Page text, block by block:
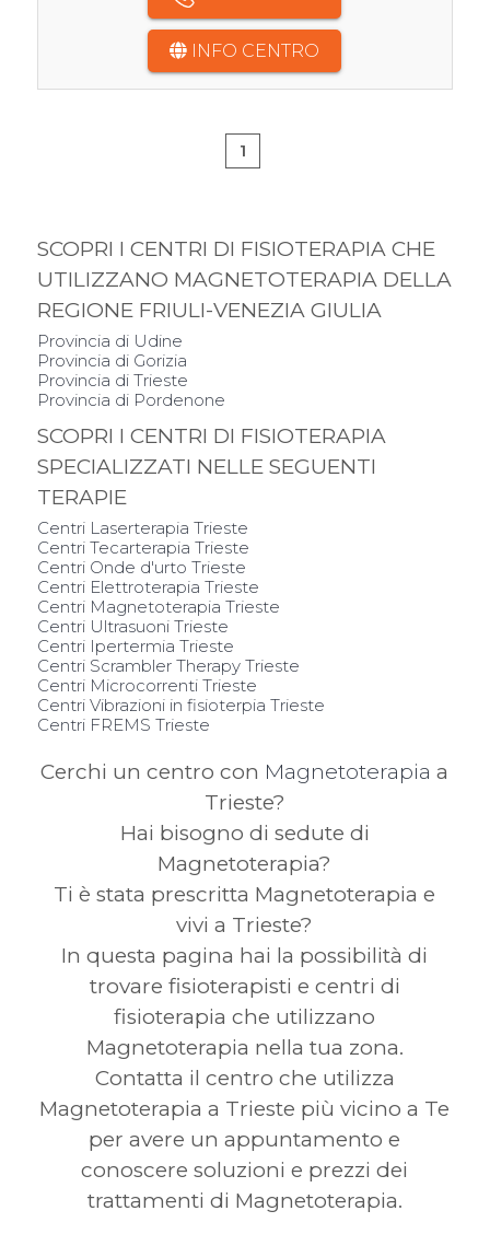
INFO CENTRO
1
SCOPRI I CENTRI DI FISIOTERAPIA CHE
UTILIZZANO MAGNETOTERAPIA DELLA
REGIONE FRIULI-VENEZIA GIULIA
Provincia di Udine
Provincia di Gorizia
Provincia di Trieste
Provincia di Pordenone
SCOPRI I CENTRI DI FISIOTERAPIA
SPECIALIZZATI NELLE SEGUENTI
TERAPIE
Centri Laserterapia Trieste
Centri Tecarterapia Trieste
Centri Onde d'urto Trieste
Centri Elettroterapia Trieste
Centri Magnetoterapia Trieste
Centri Ultrasuoni Trieste
Centri Ipertermia Trieste
Centri Scrambler Therapy Trieste
Centri Microcorrenti Trieste
Centri Vibrazioni in fisioterpia Trieste
Centri FREMS Trieste
Cerchi un centro con Magnetoterapia a
Trieste?
Hai bisogno di sedute di
Magnetoterapia?
Ti è stata prescritta Magnetoterapia e
vivi a Trieste?
In questa pagina hai la possibilità di
trovare fisioterapisti e centri di
fisioterapia che utilizzano
Magnetoterapia nella tua zona.
Contatta il centro che utilizza
Magnetoterapia a Trieste più vicino a Te
per avere un appuntamento e
conoscere soluzioni e prezzi dei
trattamenti di Magnetoterapia.